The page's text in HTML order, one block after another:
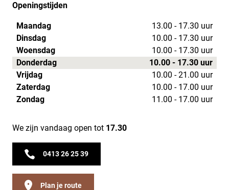
Openingstijden
Maandag
13.00 - 17.30 uur
Dinsdag
10.00 - 17.30 uur
Woensdag
10.00 - 17.30 uur
Donderdag
10.00 - 17.30 uur
Vrijdag
10.00 - 21.00 uur
Zaterdag
10.00 - 17.00 uur
Zondag
11.00 - 17.00 uur
We zijn vandaag open tot 17.30
0413 26 25 39
Plan je route